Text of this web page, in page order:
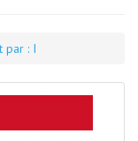
par : I